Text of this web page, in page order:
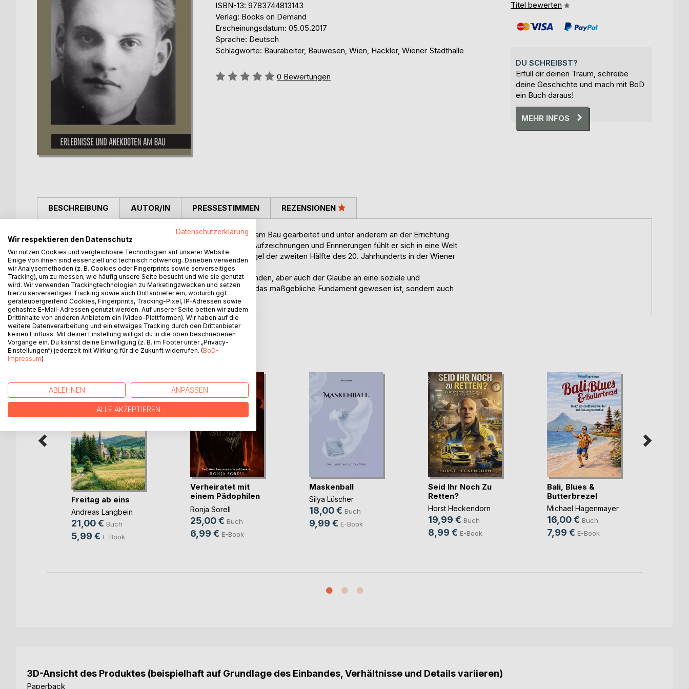
ISBN-13: 9783744813143
Verlag: Books on Demand
Erscheinungsdatum: 05.05.2017
Sprache: Deutsch
Schlagworte: Baurabeiter, Bauwesen, Wien, Hackler, Wiener Stadthalle
Bewertung::
0 Bewertungen
Titel bewerten
DU SCHREIBST?
Erfüll dir deinen Traum, schreibe
deine Geschichte und mach mit BoD
ein Buch daraus!
MEHR INFOS
BESCHREIBUNG
ADOLF EDER, geboren 1933 in Wien, hat Jahrzehnte lang am Bau gearbeitet und unter anderem an der Errichtung
der Wiener Stadthalle mitgewirkt. In seinen persönlichen Aufzeichnungen und Erinnerungen fühlt er sich in eine Welt
ein, die lange zurückliegt, die aber ein treffender Zeitspiegel der zweiten Hälfte des 20. Jahrhunderts in der Wiener
Lebens- und Arbeitsrealität wiedergibt.
Mit Eders Erinnerungen sind viel Fleiß und Schweiß verbunden, aber auch der Glaube an eine soziale und
aufstrebende Zukunft, für die die Arbeiterschaft nicht nur das maßgebliche Fundament gewesen ist, sondern auch
ihr schlagend Herz.
AUTOR/IN PRESSESTIMMEN REZENSIONEN
WEITERE TITEL BEIBoD
Freitag ab eins
Andreas Langbein
21,00 € Buch
5,99 € E-Book
Verheiratet mit
einem Pädophilen
u(...)
Ronja Sorell
25,00 € Buch
6,99 € E-Book
Maskenball
Silya Lüscher
18,00 € Buch
9,99 € E-Book
Seid Ihr Noch Zu
Retten?
Horst Heckendorn
19,99 € Buch
8,99 € E-Book
Bali, Blues &
Butterbrezel
Michael Hagenmayer
16,00 € Buch
7,99 € E-Book
3D-Ansicht des Produktes (beispielhaft auf Grundlage des Einbandes, Verhältnisse und Details variieren)
Paperback
Datenschutzerklärung
Wir respektieren den Datenschutz
Wir nutzen Cookies und vergleichbare Technologien auf unserer Website.
Einige von ihnen sind essenziell und technisch notwendig. Daneben verwenden
wir Analysemethoden (z. B. Cookies oder Fingerprints sowie serverseitiges
Tracking), um zu messen, wie häufig unsere Seite besucht und wie sie genutzt
wird. Wir verwenden Trackingtechnologien zu Marketingzwecken und setzen
hierzu serverseitiges Tracking sowie auch Drittanbieter ein, wodurch ggf.
geräteübergreifend Cookies, Fingerprints, Tracking-Pixel, IP-Adressen sowie
gehashte E-Mail-Adressen genutzt werden. Auf unserer Seite betten wir zudem
Drittinhalte von anderen Anbietern ein (Video-Plattformen). Wir haben auf die
weitere Datenverarbeitung und ein etwaiges Tracking durch den Drittanbieter
keinen Einfluss. Mit deiner Einstellung willigst du in die oben beschriebenen
Vorgänge ein. Du kannst deine Einwilligung (z. B. im Footer unter „Privacy-
Einstellungen“) jederzeit mit Wirkung für die Zukunft widerrufen. (BoD-
Impressum)
ABLEHNEN ANPASSEN
ALLE AKZEPTIEREN